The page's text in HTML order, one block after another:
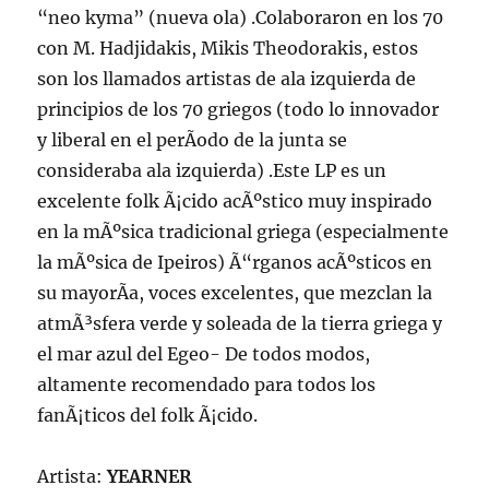
“neo kyma” (nueva ola) .Colaboraron en los 70
con M. Hadjidakis, Mikis Theodorakis, estos
son los llamados artistas de ala izquierda de
principios de los 70 griegos (todo lo innovador
y liberal en el perÃ­odo de la junta se
consideraba ala izquierda) .Este LP es un
excelente folk Ã¡cido acÃºstico muy inspirado
en la mÃºsica tradicional griega (especialmente
la mÃºsica de Ipeiros) Ã“rganos acÃºsticos en
su mayorÃ­a, voces excelentes, que mezclan la
atmÃ³sfera verde y soleada de la tierra griega y
el mar azul del Egeo- De todos modos,
altamente recomendado para todos los
fanÃ¡ticos del folk Ã¡cido.
Artista:YEARNER